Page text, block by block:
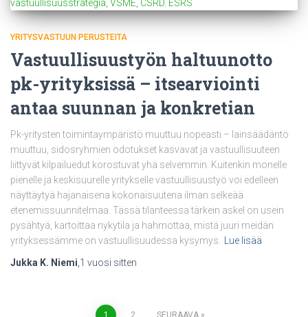
YRITYSVASTUUN PERUSTEITA
Vastuullisuustyön haltuunotto
pk-yrityksissä – itsearviointi
antaa suunnan ja konkretian
Pk-yritysten toimintaympäristö muuttuu nopeasti – lainsäädäntö
muuttuu, sidosryhmien odotukset kasvavat ja vastuullisuuteen
liittyvät kilpailuedut korostuvat yhä selvemmin. Kuitenkin monelle
pienelle ja keskisuurelle yritykselle vastuullisuustyö voi edelleen
näyttäytyä hajanaisena kokonaisuutena ilman selkeää
etenemissuunnitelmaa. Tässä tilanteessa tärkein askel on usein
pysähtyä, kartoittaa nykytila ja hahmottaa, mistä juuri meidän
yrityksessämme on vastuullisuudessa kysymys.
Lue lisää
Jukka K. Niemi 1 vuosi sitten
1 2 SEURAAVA